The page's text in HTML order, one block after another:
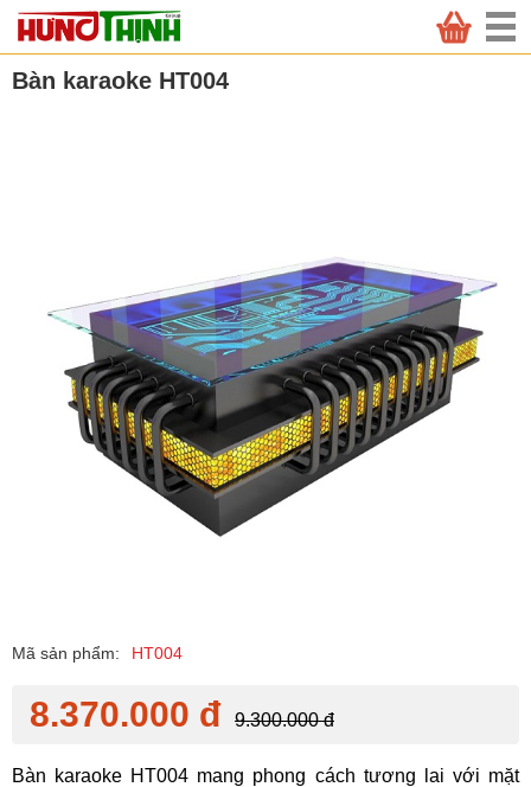
Bàn karaoke HT004
Mã sản phẩm: HT004
8.370.000 đ 9.300.000 đ
Bàn karaoke HT004 mang phong cách tương lai với mặt